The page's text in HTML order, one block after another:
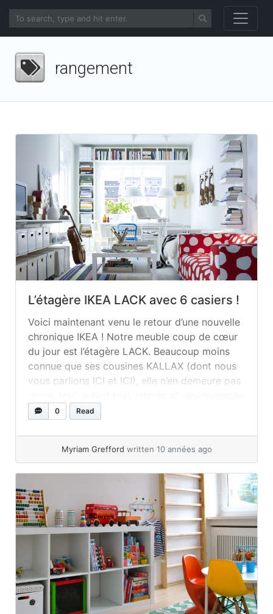
rangement
L’étagère IKEA LACK avec 6 casiers !
Voici maintenant venu le retour d’une nouvelle
chronique IKEA ! Notre meuble coup de cœur
du jour est l’étagère LACK. Beaucoup moins
connue que ses cousines KALLAX (dont nous
vous parlions ICI et ICI), elle n’en demeure pas
avec ses 6 casiers. Qu’elle soit accrochée au
0 Read
Myriam Grefford written 10 années ago